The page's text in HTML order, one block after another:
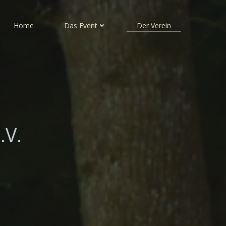
Home Das Event Der Verein